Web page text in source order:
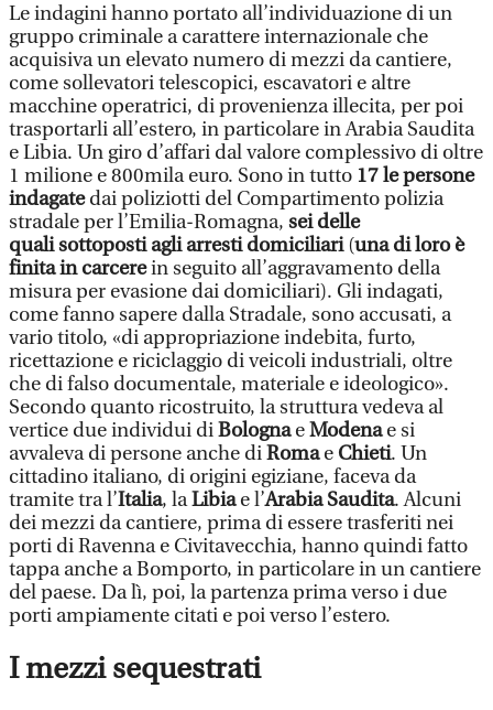
Le indagini hanno portato all’individuazione di un
gruppo criminale a carattere internazionale che
acquisiva un elevato numero di mezzi da cantiere,
come sollevatori telescopici, escavatori e altre
macchine operatrici, di provenienza illecita, per poi
trasportarli all’estero, in particolare in Arabia Saudita
e Libia. Un giro d’affari dal valore complessivo di oltre
1 milione e 800mila euro. Sono in tutto 17 le persone
indagatedai poliziotti del Compartimento polizia
stradale per l’Emilia-Romagna, sei delle
quali sottoposti agli arresti domiciliari(una di loro è
finita in carcerein seguito all’aggravamento della
misura per evasione dai domiciliari). Gli indagati,
come fanno sapere dalla Stradale, sono accusati, a
vario titolo, «di appropriazione indebita, furto,
ricettazione e riciclaggio di veicoli industriali, oltre
che di falso documentale, materiale e ideologico».
Secondo quanto ricostruito, la struttura vedeva al
vertice due individui diBolognaeModenae si
avvaleva di persone anche diRomae Chieti. Un
cittadino italiano, di origini egiziane, faceva da
tramite tra l’Italia, laLibiae l’Arabia Saudita. Alcuni
dei mezzi da cantiere, prima di essere trasferiti nei
porti di Ravenna e Civitavecchia, hanno quindi fatto
tappa anche a Bomporto, in particolare in un cantiere
del paese. Da lì, poi, la partenza prima verso i due
porti ampiamente citati e poi verso l’estero.
I mezzi sequestrati